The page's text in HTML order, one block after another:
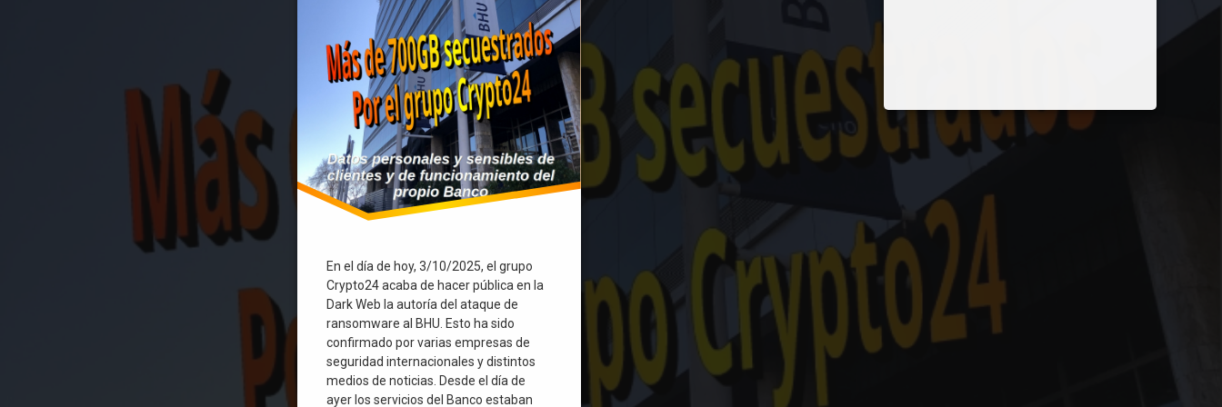
En el día de hoy, 3/10/2025, el grupo
Crypto24 acaba de hacer pública en la
Dark Web la autoría del ataque de
ransomware al BHU. Esto ha sido
confirmado por varias empresas de
seguridad internacionales y distintos
medios de noticias. Desde el día de
ayer los servicios del Banco estaban